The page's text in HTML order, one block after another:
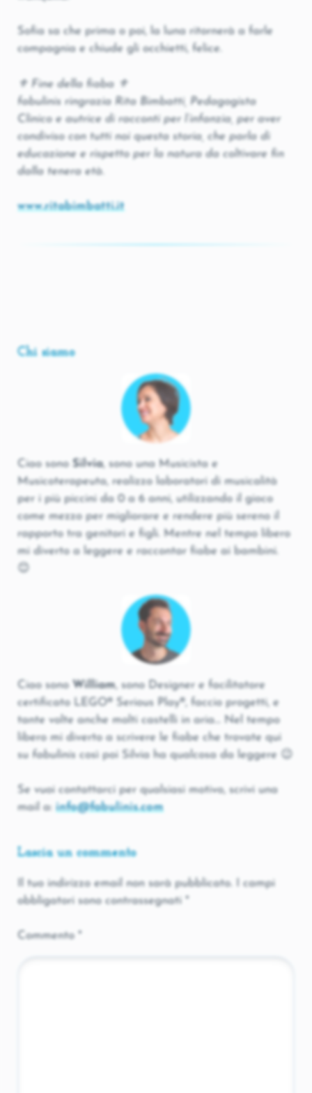
Sofia sa che prima o poi, la luna ritornerà a farle
compagnia e chiude gli occhietti, felice.
⚜ Fine della fiaba ⚜
fabulinis ringrazia Rita Bimbatti, Pedagogista
Clinico e autrice di racconti per l’infanzia, per aver
condiviso con tutti noi questa storia, che parla di
educazione e rispetto per la natura da coltivare fin
dalla tenera età.
www.ritabimbatti.it
Chi siamo
Ciao sono Silvia, sono una Musicista e
Musicoterapeuta, realizzo laboratori di musicalità
per i più piccini da 0 a 6 anni, utilizzando il gioco
come mezzo per migliorare e rendere più sereno il
rapporto tra genitori e figli. Mentre nel tempo libero
mi diverto a leggere e raccontar fiabe ai bambini.
😊
Ciao sonoWilliam, sono Designer e facilitatore
certificato LEGO® Serious Play®, faccio progetti, e
tante volte anche molti castelli in aria... Nel tempo
libero mi diverto a scrivere le fiabe che trovate qui
su fabulinis così poi Silvia ha qualcosa da leggere 😉
Se vuoi contattarci per qualsiasi motivo, scrivi una
mail a:info@fabulinis.com
Lascia un commento
Il tuo indirizzo email non sarà pubblicato.
I campi
obbligatori sono contrassegnati*
Commento*